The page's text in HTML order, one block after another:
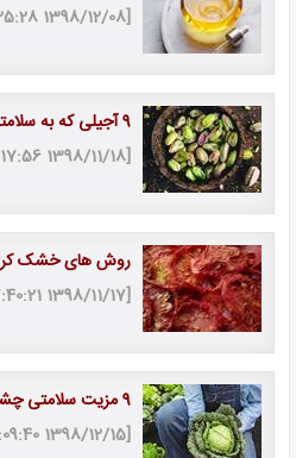
[1398/12/08 08:25:28]
9 آجیلی که به سلامتی بیشتر ما کمک می کنند
[1398/11/18 09:17:56]
روش های خشک
[1398/11/17 17:40:21]
9 مزیت سلامتی چشمگیر کلم
[1398/12/15 15:09:40]